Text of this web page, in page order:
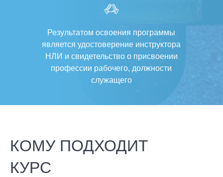
Результатом освоения программы
является удостоверение инструктора
НЛИ и свидетельство о присвоении
профессии рабочего, должности
служащего
КОМУ ПОДХОДИТ
КУРС